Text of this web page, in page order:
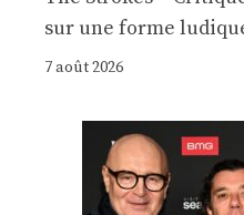
sur une forme
7 août 2026